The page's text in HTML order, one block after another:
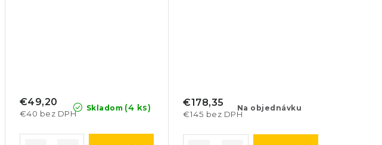
Skladom (4 ks)
€40 bez DPH
€49,20
Na objednávku
€145 bez DPH
€178,35